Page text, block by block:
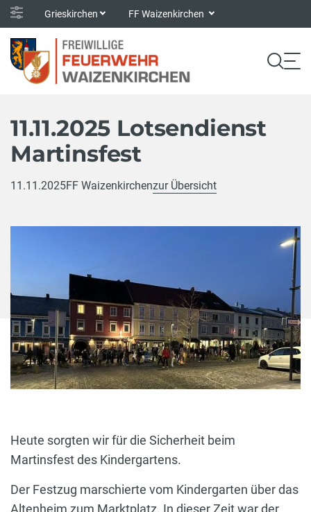
Grieskirchen FF Waizenkirchen
11.11.2025 Lotsendienst
Martinsfest
11.11.2025FF Waizenkirchenzur Übersicht
Heute sorgten wir für die Sicherheit beim
Martinsfest des Kindergartens.
Der Festzug marschierte vom Kindergarten über das
Altenheim zum Marktplatz. In dieser Zeit war der